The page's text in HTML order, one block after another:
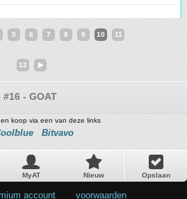
5 6 7 8 9 10 11
12
- GOAT
koop via een van deze links
Bitvavo
MyAT Nieuw Opslaan
account voorwaarden